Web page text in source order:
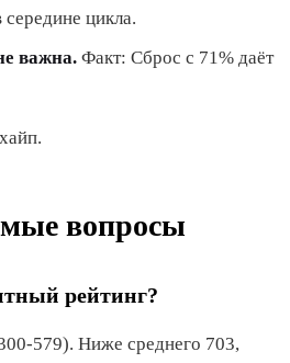
середине цикла.
важна. Факт: Сброс с 71% даёт
вопросы
рейтинг?
579). Ниже среднего 703,